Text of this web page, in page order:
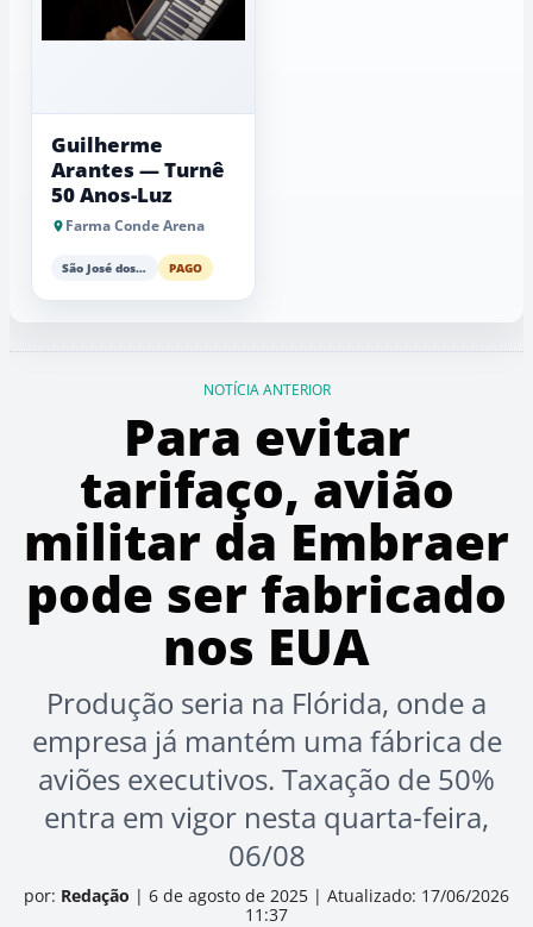
Guilherme
Arantes — Turnê
50 Anos-Luz
Farma Conde Arena
São José dos Campos PAGO
NOTÍCIA ANTERIOR
Para evitar
tarifaço, avião
militar da Embraer
pode ser fabricado
nos EUA
Produção seria na Flórida, onde a
empresa já mantém uma fábrica de
aviões executivos. Taxação de 50%
entra em vigor nesta quarta-feira,
06/08
por: Redação | 6 de agosto de 2025 | Atualizado: 17/06/2026
11:37